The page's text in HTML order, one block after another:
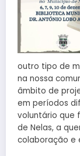
outro tipo de
na nossa
âmbito de
em períodos
voluntário que
de Nelas, a
colaboração e